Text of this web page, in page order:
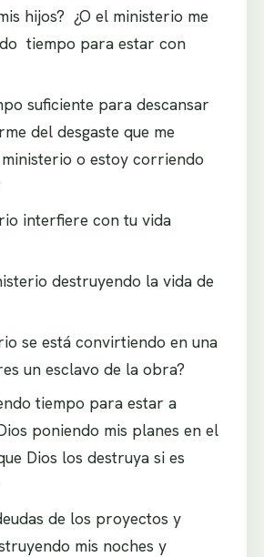
hijos? ¿O el ministerio me
tiempo para estar con
suficiente para descansar
del desgaste que me
o estoy corriendo
interfiere con tu vida
destruyendo la vida de
se está convirtiendo en una
un esclavo de la obra?
tiempo para estar a
poniendo mis planes en el
Dios los destruya si es
de los proyectos y
mis noches y